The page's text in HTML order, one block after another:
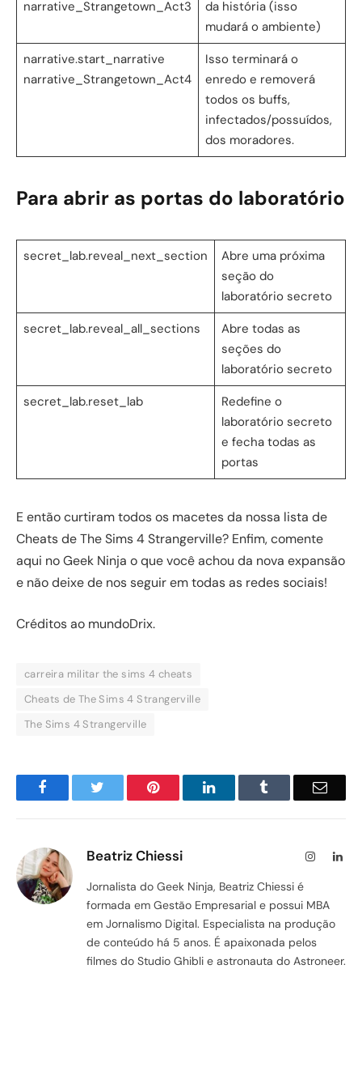
narrative_Strangetown_Act3
da história (isso
mudará o ambiente)
narrative.start_narrative
narrative_Strangetown_Act4
Isso terminará o
enredo e removerá
todos os buffs,
infectados/possuídos,
dos moradores.
Para abrir as portas do laboratório
secret_lab.reveal_next_section
Abre uma próxima
seção do
laboratório secreto
secret_lab.reveal_all_sections
Abre todas as
seções do
laboratório secreto
secret_lab.reset_lab
Redefine o
laboratório secreto
e fecha todas as
portas
E então curtiram todos os macetes da nossa lista de
Cheats de The Sims 4 Strangerville? Enfim, comente
aqui no Geek Ninja o que você achou da nova expansão
e não deixe de nos seguir em todas as redes sociais!
Créditos ao mundoDrix.
carreira militar the sims 4 cheats
Cheats de The Sims 4 Strangerville
The Sims 4 Strangerville
Facebook Pinterest LinkedIn Email
Beatriz Chiessi Instagram
Jornalista do Geek Ninja, Beatriz Chiessi é
formada em Gestão Empresarial e possui MBA
em Jornalismo Digital. Especialista na produção
de conteúdo há 5 anos. É apaixonada pelos
filmes do Studio Ghibli e astronauta do Astroneer.